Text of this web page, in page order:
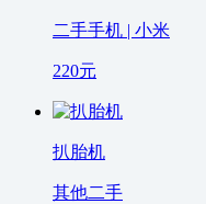
二手手机 | 小米
220元
扒胎机
其他二手